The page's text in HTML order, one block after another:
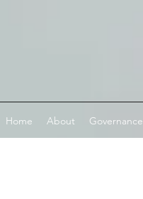
Home About Governance